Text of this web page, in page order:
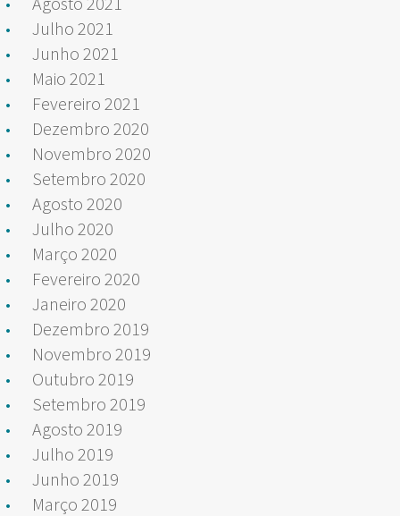
Julho 2021
Junho 2021
Maio 2021
Fevereiro 2021
Dezembro 2020
Novembro 2020
Setembro 2020
Agosto 2020
Julho 2020
Março 2020
Fevereiro 2020
Janeiro 2020
Dezembro 2019
Novembro 2019
Outubro 2019
Setembro 2019
Agosto 2019
Julho 2019
Junho 2019
Março 2019